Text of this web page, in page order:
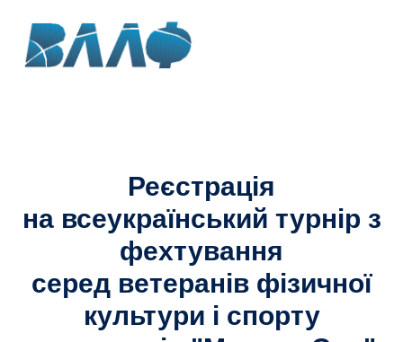
Реєстрація
на всеукраїнський турнір з
фехтування
серед ветеранів фізичної
культури і спорту